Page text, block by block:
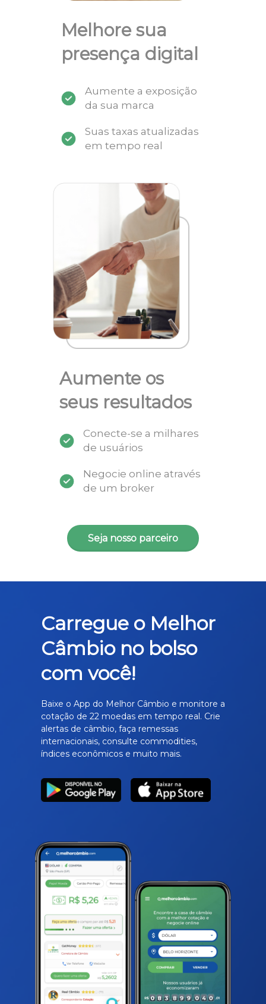
Melhore sua
presença digital
Aumente a exposição
da sua marca
Suas taxas atualizadas
em tempo real
Aumente os
seus resultados
Conecte-se a milhares
de usuários
Negocie online através
de um broker
Seja nosso parceiro
Carregue o Melhor
Câmbio no bolso
com você!
Baixe o App do Melhor Câmbio e monitore a
cotação de 22 moedas em tempo real. Crie
alertas de câmbio, faça remessas
internacionais, consulte commodities,
índices econômicos e muito mais.